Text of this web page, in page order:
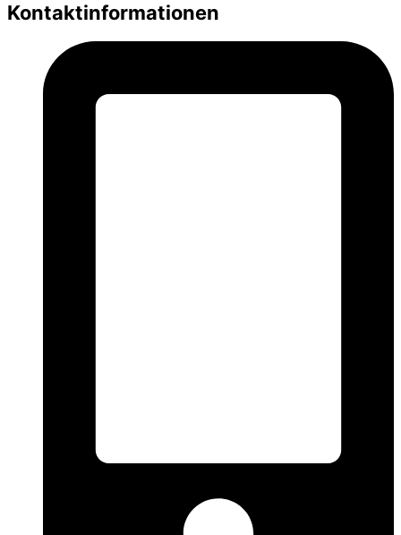
Kontaktinformationen